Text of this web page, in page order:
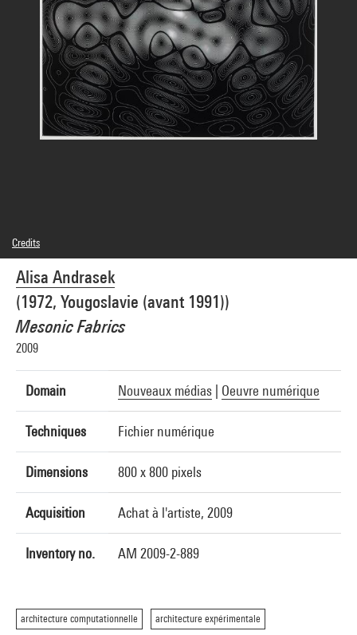
Alisa Andrasek
(1972, Yougoslavie (avant 1991))
Mesonic Fabrics
2009
Domain Nouveaux médias Oeuvre numérique
Techniques Fichier numérique
Dimensions 800 x 800 pixels
Acquisition Achat à l'artiste, 2009
Inventory no. AM 2009-2-889
architecture computationnelle architecture expérimentale
Credits
© Biothing (Alisa Andrasek)
Photo credits : Centre Pompidou, MNAM-CCI/Audrey Laurans/Dist. GrandPalaisRmn
Image reference : 4N29349
Image presentation :GrandPalaisRmnPhoto